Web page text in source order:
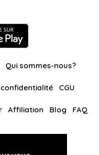
Qui sommes-nous?
CGU
Affiliation Blog FAQ